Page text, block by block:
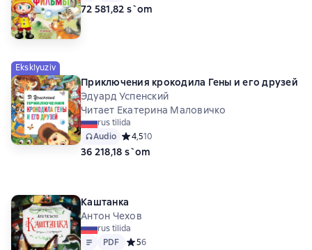
72 581,82 s`om
Eksklyuziv
Приключения крокодила Гены и его друзей
Эдуард Успенский
Читает Екатерина Маловичко
rus tilida
Audio Средний рейтинг 4,5 на основе 10 оценок
4,510
36 218,18 s`om
Каштанка
Антон Чехов
rus tilida
Matn
PDF
PDF Средний рейтинг 5 на основе 6 оценок
56